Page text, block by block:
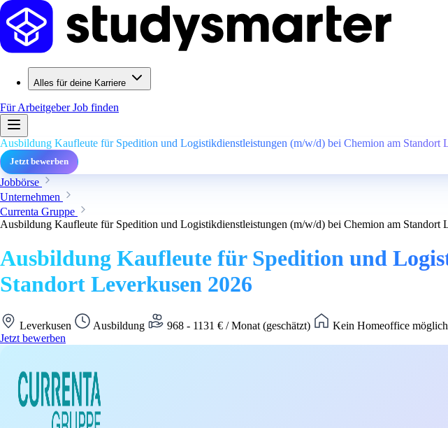
Alles für deine Karriere
Für ArbeitgeberJob finden
Ausbildung Kaufleute für Spedition und Logistikdienstleistungen (m/w/d) bei Chemion am Standort
Jetzt bewerben
Jobbörse
Unternehmen
Currenta Gruppe
Ausbildung Kaufleute für Spedition und Logistikdienstleistungen (m/w/d) bei Chemion am Standort
Ausbildung Kaufleute für Spedition und
Standort Leverkusen 2026
Leverkusen Ausbildung 968 - 1131 € / Monat (geschätzt)
Kein Homeoffice möglich
Jetzt bewerben